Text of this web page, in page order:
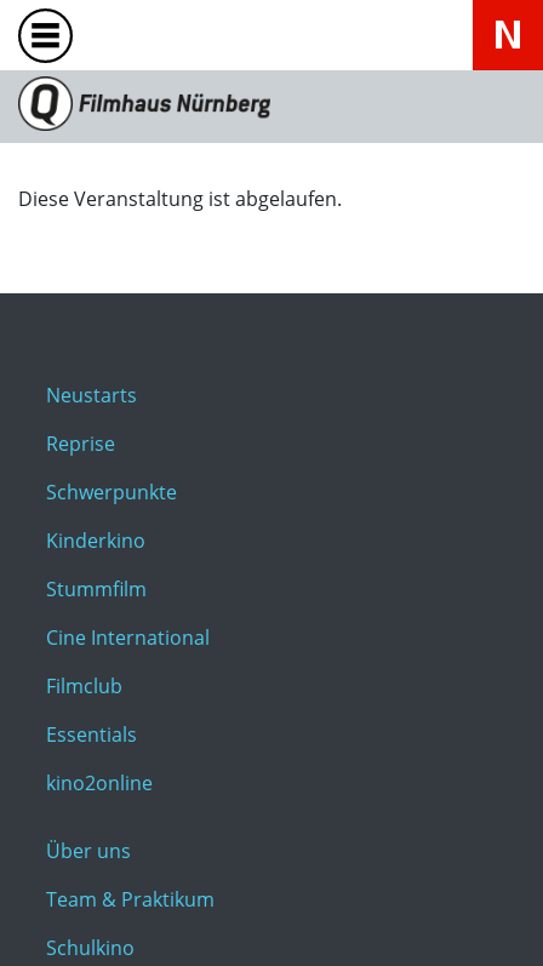
Diese Veranstaltung ist abgelaufen.
Neustarts
Reprise
Schwerpunkte
Kinderkino
Stummfilm
Cine International
Filmclub
Essentials
kino2online
Über uns
Team & Praktikum
Schulkino